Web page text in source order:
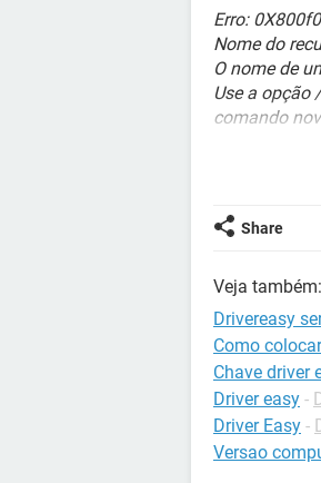
Erro:
Nome do
O nome de
Use a opção
comando
ajudar!
Preciso com
Share
Veja também:
Drivereasy
Como
Chave driver
Driver easy -
Driver Easy -
Versao